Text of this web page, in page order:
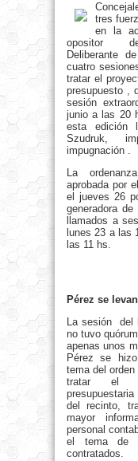
tres
en la
opositor
Deliberante
cuatro
tratar el
presupuesto ,
sesión
junio a las 20
esta edición
Szudruk,
impugnación .
La
aprobada por
el jueves 26
generadora
llamados a
lunes 23 a las
las 11 hs.
Pérez se
La sesión del
no tuvo
apenas unos
Pérez se
tema del
tratar el
del recinto,
mayor
personal
el tema de
contratados.